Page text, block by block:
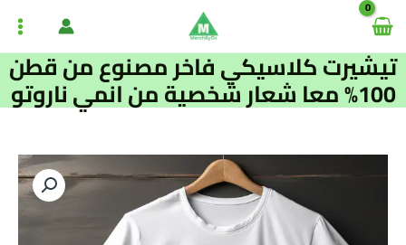
تخطي
إلى
المحتوى
تيشيرت كلاسيكي فاخر مصنوع من قطن
100% معا شعار شخصية من انمي ناروتو